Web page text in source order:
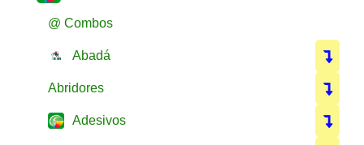
@ Combos
Abadá
Abridores
Adesivos